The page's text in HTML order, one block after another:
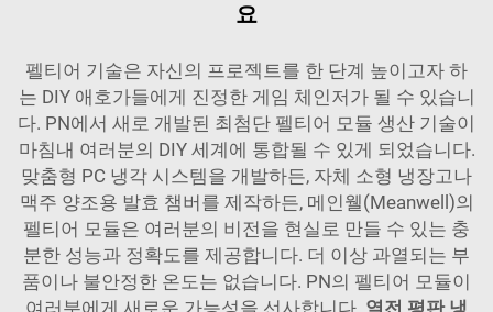
요
펠티어 기술은 자신의 프로젝트를 한 단계 높이고자 하
는 DIY 애호가들에게 진정한 게임 체인저가 될 수 있습니
다. PN에서 새로 개발된 최첨단 펠티어 모듈 생산 기술이
마침내 여러분의 DIY 세계에 통합될 수 있게 되었습니다.
맞춤형 PC 냉각 시스템을 개발하든, 자체 소형 냉장고나
맥주 양조용 발효 챔버를 제작하든, 메인웰(Meanwell)의
펠티어 모듈은 여러분의 비전을 현실로 만들 수 있는 충
분한 성능과 정확도를 제공합니다. 더 이상 과열되는 부
품이나 불안정한 온도는 없습니다. PN의 펠티어 모듈이
여러분에게 새로운 가능성을 선사합니다. 열전 평판 냉